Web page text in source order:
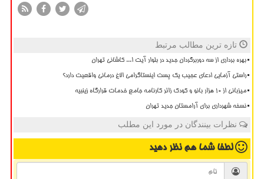
تازه ترین مطالب مرتبط
بهره برداری از سه دوربرگردان جدید در بلوار آیت ا... کاشانی تهران
راستی آزمایی ادعای عجیب یک پست اینستاگرامی الاغ درمانی واقعیت دارد؟
میزبانی از ۱۰ هزار بانو و کودک زائر کارنامه جامع خدمات قرارگاه زینبیه
نسخه شهرداری برای آرامستان جدید تهران
نظرات بینندگان در مورد این مطلب
لطفا شما همنظر دهید